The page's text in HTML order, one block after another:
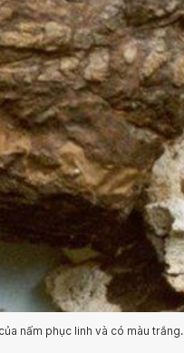
nấm phục linh và có màu trắng.